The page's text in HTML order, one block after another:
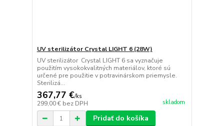
UV sterilizátor Crystal LIGHT 6 (28W)
UV sterilizátor Crystal LIGHT 6 sa vyznačuje
použitím vysokokvalitných materiálov, ktoré sú
určené pre použitie v potravinárskom priemysle.
Sterilizá...
367,77 €/ks
299,00 € bez DPH skladom
Pridať do košíka